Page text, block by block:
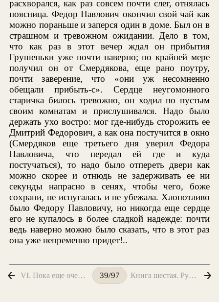
расхворался, как раз совсем почти слег, отнялась
поясница. Федор Павлович окончил свой чай как
можно пораньше и заперся один в доме. Был он в
страшном и тревожном ожидании. Дело в том,
что как раз в этот вечер ждал он прибытия
Грушеньки уже почти наверно; по крайней мере
получил он от Смердякова, еще рано поутру,
почти заверение, что «они уж несомненно
обещали прибыть-с». Сердце неугомонного
старичка билось тревожно, он ходил по пустым
своим комнатам и прислушивался. Надо было
держать ухо востро: мог где-нибудь сторожить ее
Дмитрий Федорович, а как она постучится в окно
(Смердяков еще третьего дня уверил Федора
Павловича, что передал ей где и куда
постучаться), то надо было отпереть двери как
можно скорее и отнюдь не задерживать ее ни
секунды напрасно в сенях, чтобы чего, боже
сохрани, не испугалась и не убежала. Хлопотливо
было Федору Павловичу, но никогда еще сердце
его не купалось в более сладкой надежде: почти
ведь наверно можно было сказать, что в этот раз
она уже непременно придет!..
VI. Пока еще очень неясная 39/97 Книга шестая. Русский инок